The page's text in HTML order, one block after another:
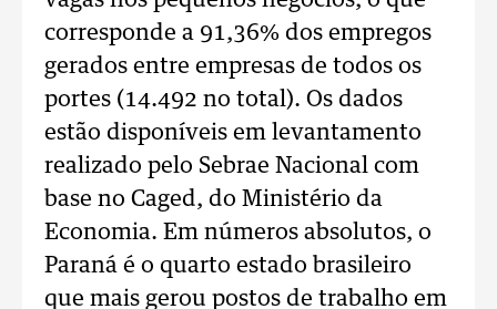
corresponde a 91,36% dos empregos
gerados entre empresas de todos os
portes (14.492 no total). Os dados
estão disponíveis em levantamento
realizado pelo Sebrae Nacional com
base no Caged, do Ministério da
Economia. Em números absolutos, o
Paraná é o quarto estado brasileiro
que mais gerou postos de trabalho em